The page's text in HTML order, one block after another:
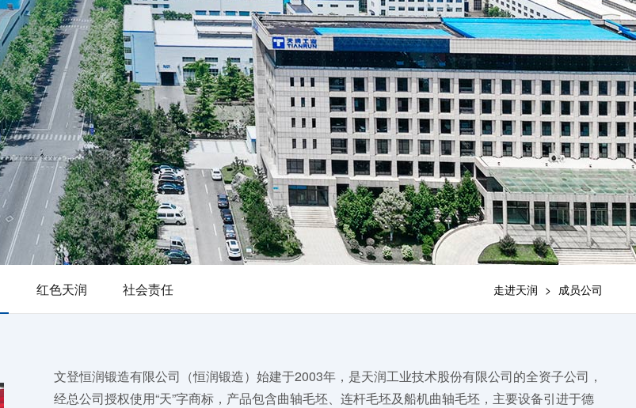
红色天润 社会责任 走进天润 > 成员公司
文登恒润锻造有限公司（恒润锻造）始建于2003年，是天润工业技术股份有限公司的全资子公司，
经总公司授权使用“天”字商标，产品包含曲轴毛坯、连杆毛坯及船机曲轴毛坯，主要设备引进于德